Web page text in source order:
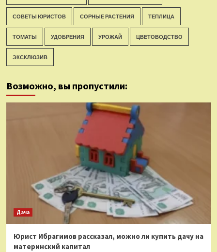
СОВЕТЫ ЮРИСТОВ СОРНЫЕ РАСТЕНИЯ ТЕПЛИЦА
ТОМАТЫ УДОБРЕНИЯ УРОЖАЙ ЦВЕТОВОДСТВО
ЭКСКЛЮЗИВ
Возможно, вы пропустили:
Дача
Юрист Ибрагимов рассказал, можно ли купить дачу на
материнский капитал